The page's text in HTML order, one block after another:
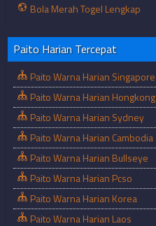
Bola Merah Togel Lengkap
Paito Harian Tercepat
Paito Warna Harian Singapore
Paito Warna Harian Hongkong
Paito Warna Harian Sydney
Paito Warna Harian Cambodia
Paito Warna Harian Bullseye
Paito Warna Harian Pcso
Paito Warna Harian Korea
Paito Warna Harian Laos